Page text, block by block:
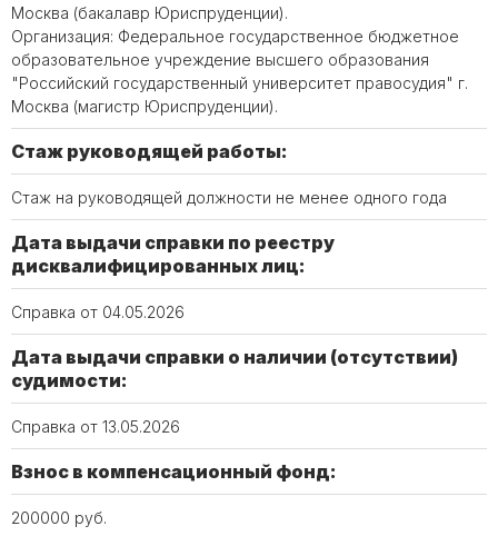
Москва (бакалавр Юриспруденции).
Организация: Федеральное государственное бюджетное
образовательное учреждение высшего образования
"Российский государственный университет правосудия" г.
Москва (магистр Юриспруденции).
Стаж руководящей работы:
Стаж на руководящей должности не менее одного года
Дата выдачи справки по реестру
дисквалифицированных лиц:
Справка от 04.05.2026
Дата выдачи справки о наличии (отсутствии)
судимости:
Справка от 13.05.2026
Взнос в компенсационный фонд:
200000 руб.